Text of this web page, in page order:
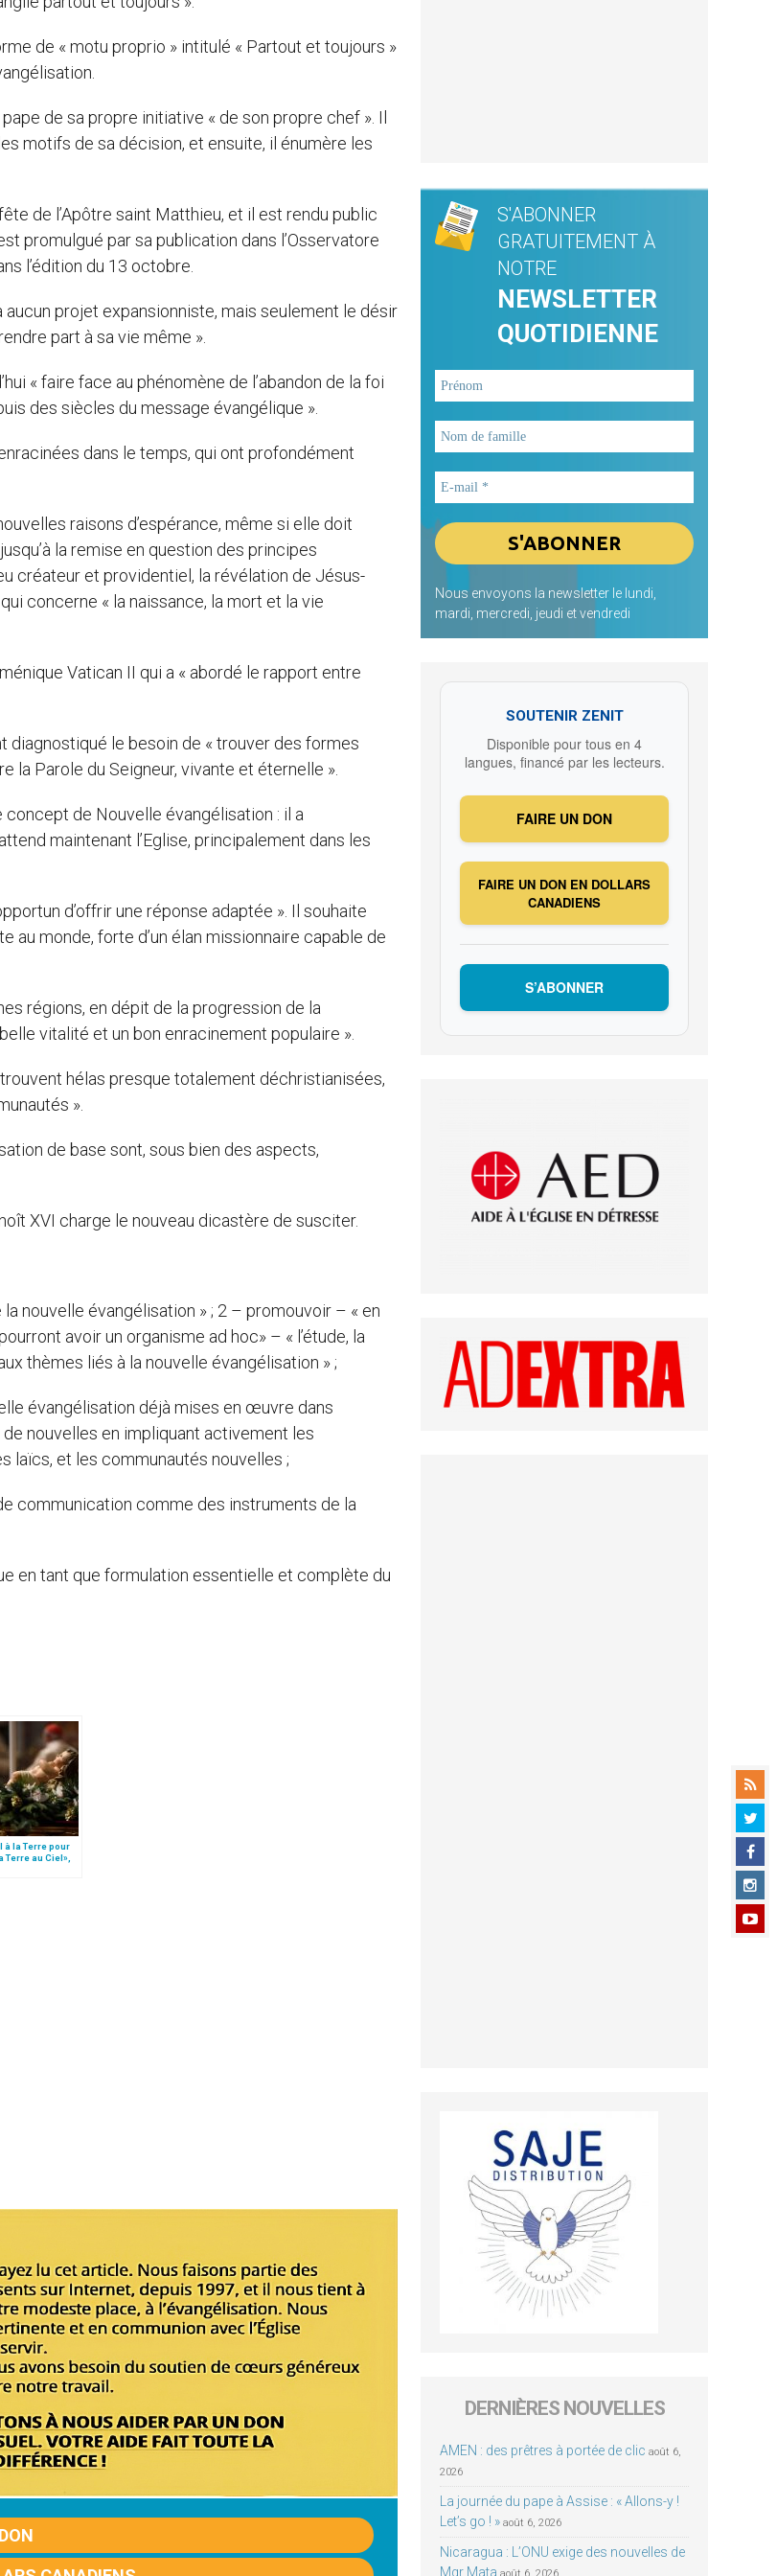
de « motu proprio » intitulé « Partout et toujours »
de sa propre initiative « de son propre chef ». Il
motifs de sa décision, et ensuite, il énumère les
de l’Apôtre saint Matthieu, et il est rendu public
promulgué par sa publication dans l’Osservatore
l’édition du 13 octobre.
aucun projet expansionniste, mais seulement le désir
part à sa vie même ».
« faire face au phénomène de l’abandon de la foi
des siècles du message évangélique ».
dans le temps, qui ont profondément
raisons d’espérance, même si elle doit
la remise en question des principes
créateur et providentiel, la révélation de Jésus-
concerne « la naissance, la mort et la vie
Vatican II qui a « abordé le rapport entre
diagnostiqué le besoin de « trouver des formes
la Parole du Seigneur, vivante et éternelle ».
concept de Nouvelle évangélisation : il a
maintenant l’Eglise, principalement dans les
d’offrir une réponse adaptée ». Il souhaite
au monde, forte d’un élan missionnaire capable de
régions, en dépit de la progression de la
vitalité et un bon enracinement populaire ».
hélas presque totalement déchristianisées,
».
de base sont, sous bien des aspects,
XVI charge le nouveau dicastère de susciter.
nouvelle évangélisation » ; 2 – promouvoir – « en
avoir un organisme ad hoc» – « l’étude, la
thèmes liés à la nouvelle évangélisation » ;
évangélisation déjà mises en œuvre dans
nouvelles en impliquant activement les
laïcs, et les communautés nouvelles ;
communication comme des instruments de la
en tant que formulation essentielle et complète du
à la Terre pour
Terre au Ciel»,
S'ABONNER
GRATUITEMENT À
NOTRE
NEWSLETTER
QUOTIDIENNE
Nous envoyons la newsletter le lundi,
mardi, mercredi, jeudi et vendredi
SOUTENIR ZENIT
Disponible pour tous en 4
langues, financé par les lecteurs.
FAIRE UN DON
FAIRE UN DON EN DOLLARS
CANADIENS
S’ABONNER
DERNIÈRES NOUVELLES
AMEN : des prêtres à portée de clic août 6,
2026
La journée du pape à Assise : « Allons-y !
Let’s go ! » août 6, 2026
Nicaragua : L’ONU exige des nouvelles de
Mgr Mata